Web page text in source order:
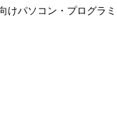
けパソコン・プログラ